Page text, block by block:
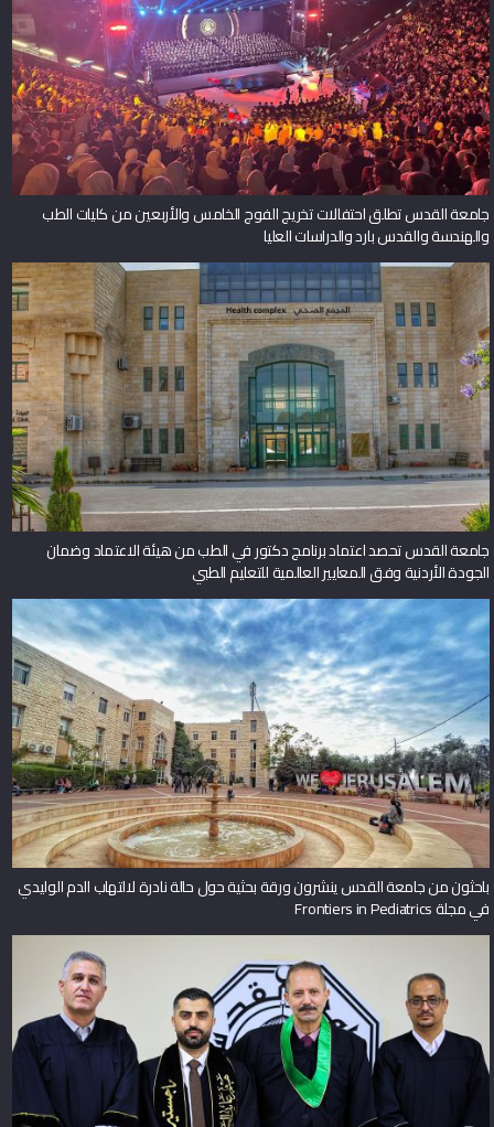
جامعة القدس تطلق احتفالات تخريج الفوج الخامس والأربعين من كليات الطب
والهندسة والقدس بارد والدراسات العليا
جامعة القدس تحصد اعتماد برنامج دكتور في الطب من هيئة الاعتماد وضمان
الجودة الأردنية وفق المعايير العالمية للتعليم الطبي
باحثون من جامعة القدس ينشرون ورقة بحثية حول حالة نادرة لالتهاب الدم الوليدي
في مجلة Frontiers in Pediatrics